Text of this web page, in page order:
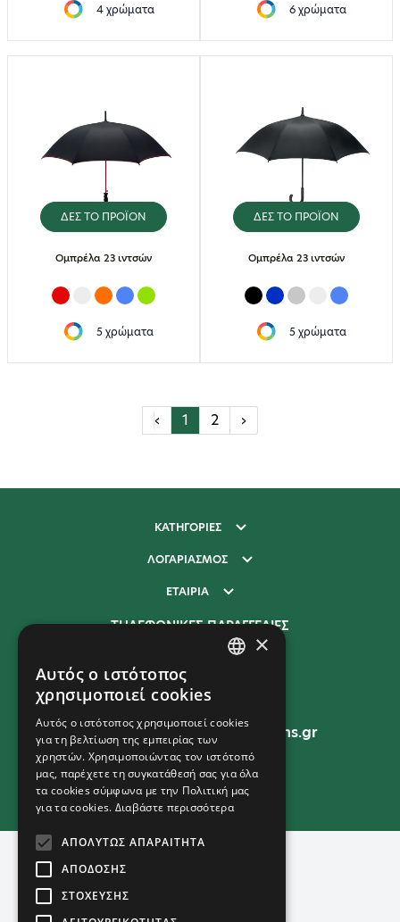
4 χρώματα 6 χρώματα
ΔΕΣ ΤΟ ΠΡΟΪΟΝ
Oμπρέλα 23 ιντσών
5 χρώματα
ΔΕΣ ΤΟ ΠΡΟΪΟΝ
Oμπρέλα 23 ιντσών
5 χρώματα
‹ 1 2 ›
ΚΑΤΗΓΟΡΙΕΣ
ΛΟΓΑΡΙΑΣΜΟΣ
ΕΤΑΙΡΙΑ
ΤΗΛΕΦΩΝΙΚΕΣ ΠΑΡΑΓΓΕΛΙΕΣ
210 277 9400
EMAIL
sales@unitedpromotions.gr
ΓΕΜΗ: 157352901000
×
Αυτός ο ιστότοπος
χρησιμοποιεί cookies
Αυτός ο ιστότοπος χρησιμοποιεί cookies
για τη βελτίωση της εμπειρίας των
χρηστών. Χρησιμοποιώντας τον ιστότοπό
μας, παρέχετε τη συγκατάθεσή σας για όλα
τα cookies σύμφωνα με την Πολιτική μας
για τα cookies. Διαβάστε περισσότερα
ΑΠΟΛΎΤΩΣ ΑΠΑΡΑΊΤΗΤΑ
ΑΠΌΔΟΣΗΣ
ΣΤΌΧΕΥΣΗΣ